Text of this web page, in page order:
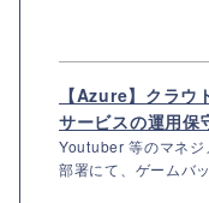
【Azure】クラ
サービスの運用保
Youtuber 等のマネジ
部署にて、ゲームバ